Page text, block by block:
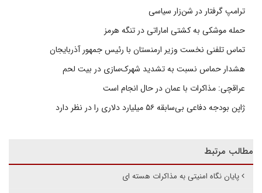
ترامپ گرفتار در شن‌زار سیاسی
حمله موشکی به کشتی اماراتی در تنگه هرمز
تماس تلفنی نخست وزیر ارمنستان با رئیس جمهور آذربایجان
هشدار حماس نسبت به تشدید شهرک‌سازی در بیت‌ لحم
عراقچی: مذاکرات با عمان در حال انجام است
ژاپن بودجه دفاعی بی‌سابقه ۵۶ میلیارد دلاری را در نظر دارد
مطالب مرتبط
پایان نگاه امنیتی به مذاکرات هسته ای